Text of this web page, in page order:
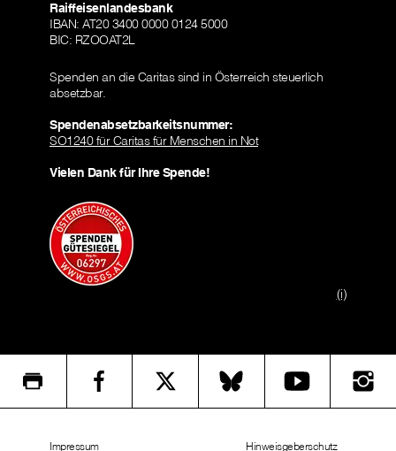
Raiffeisenlandesbank
IBAN: AT20 3400 0000 0124 5000
BIC: RZOOAT2L
Spenden an die Caritas sind in Österreich steuerlich
absetzbar.
Spendenabsetzbarkeitsnummer:
SO1240 für Caritas für Menschen in Not
Vielen Dank für Ihre Spende!
(i)
Impressum Hinweisgeberschutz